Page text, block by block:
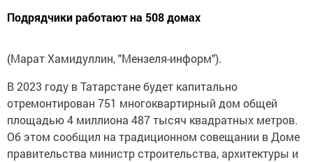
Подрядчики работают на 508 домах
(Марат Хамидуллин, "Мензеля-информ").
В 2023 году в Татарстане будет капитально
отремонтирован 751 многоквартирный дом общей
площадью 4 миллиона 487 тысяч квадратных метров.
Об этом сообщил на традиционном совещании в Доме
правительства министр строительства, архитектуры и